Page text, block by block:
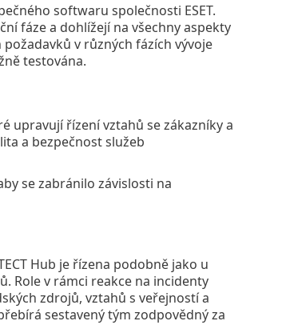
softwaru společnosti ESET.
fáze a dohlížejí na všechny aspekty
v různých fázích vývoje
testována.
upravují řízení vztahů se zákazníky a
a bezpečnost služeb
se zabránilo závislosti na
Hub je řízena podobně jako u
Role v rámci reakce na incidenty
zdrojů, vztahů s veřejností a
sestavený tým zodpovědný za